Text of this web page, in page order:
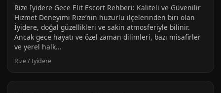
Rize İyidere Gece Elit Escort Rehberi: Kaliteli ve Güvenilir
Hizmet Deneyimi Rize’nin huzurlu ilçelerinden biri olan
İyidere, doğal güzellikleri ve sakin atmosferiyle bilinir.
Ancak gece hayatı ve özel zaman dilimleri, bazı misafirler
ve yerel halk...
Rize / İyidere